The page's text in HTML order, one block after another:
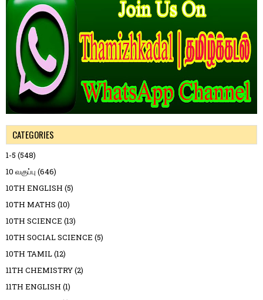
CATEGORIES
1-5 (548)
10 வகுப்பு (646)
10TH ENGLISH (5)
10TH MATHS (10)
10TH SCIENCE (13)
10TH SOCIAL SCIENCE (5)
10TH TAMIL(12)
11TH CHEMISTRY(2)
11TH ENGLISH (1)